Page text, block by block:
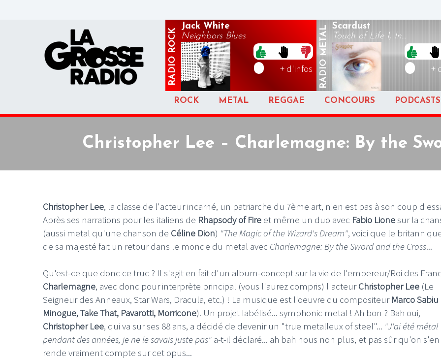
RADIO
ROCK
Jack White
Neighbors Blues
+ d'infos RADIO
METAL Scardust
Touch of Life I, In...
+
ROCK METAL REGGAE CONCOURS PODCASTS
Christopher Lee – Charlemagne: By the
Christopher Lee, la classe de l'acteur incarné, un patriarche du 7ème art, n'en est pas à son coup
Après ses narrations pour les italiens de Rhapsody of Fire et même un duo avec Fabio Lionesur la
(aussi metal qu'une chanson de Céline Dion) "The Magic of the Wizard's Dream", voici que le
de sa majesté fait un retour dans le monde du metal avec Charlemagne: By the Sword and the Cross...
Qu'est-ce que donc ce truc ? Il s'agit en fait d'un album-concept sur la vie de l'empereur/Roi des
Charlemagne, avec donc pour interprète principal (vous l'aurez compris) l'acteurChristopher Lee (Le
Seigneur des Anneaux, Star Wars, Dracula, etc.) ! La musique est l'oeuvre du compositeur Marco Sabiu
Minogue, Take That, Pavarotti, Morricone). Un projet labélisé... symphonic metal ! Ah bon ? Bah oui,
Christopher Lee, qui va sur ses 88 ans, a décidé de devenir un "true metalleux of steel"... "J'ai été métal
pendant des années, je ne le savais juste pas" a-t-il déclaré... ah bah nous non plus, et pas sûr qu'on s'en
rende vraiment compte sur cet opus...